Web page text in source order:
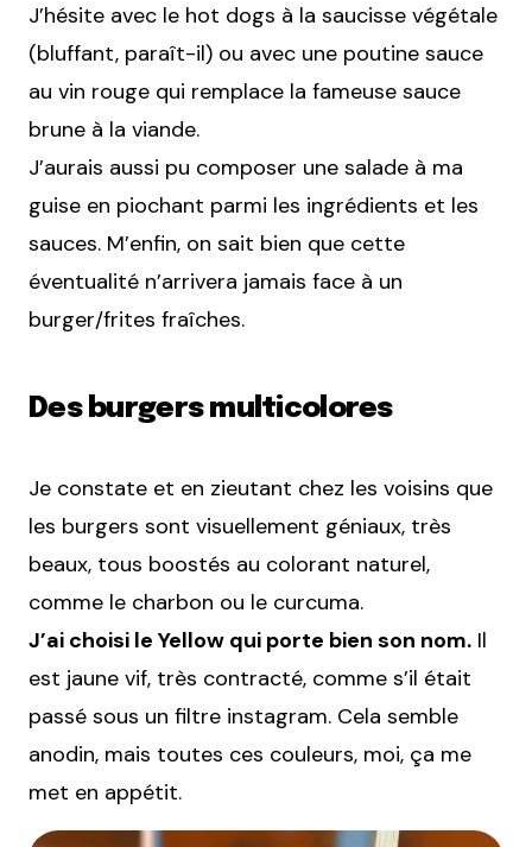
J’hésite avec le hot dogs à la saucisse végétale
(bluffant, paraît-il) ou avec une poutine sauce
au vin rouge qui remplace la fameuse sauce
brune à la viande.
J’aurais aussi pu composer une salade à ma
guise en piochant parmi les ingrédients et les
sauces. M’enfin, on sait bien que cette
éventualité n’arrivera jamais face à un
burger/frites fraîches.
Des burgers multicolores
Je constate et en zieutant chez les voisins que
les burgers sont visuellement géniaux, très
beaux, tous boostés au colorant naturel,
comme le charbon ou le curcuma.
J’ai choisi le Yellow qui porte bien son nom. Il
est jaune vif, très contracté, comme s’il était
passé sous un filtre instagram. Cela semble
anodin, mais toutes ces couleurs, moi, ça me
met en appétit.